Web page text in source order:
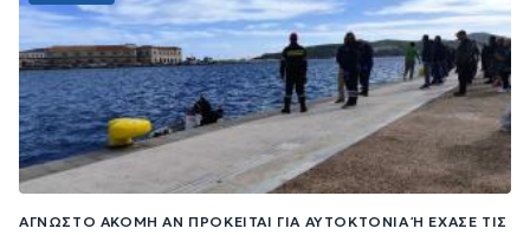
ΆΓΝΩΣΤΟ ΑΚΌΜΗ ΑΝ ΠΡΌΚΕΙΤΑΙ ΓΙΑ ΑΥΤΟΚΤΟΝΊΑ Ή ΈΧΑΣΕ ΤΙΣ Α